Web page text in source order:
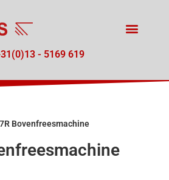
- 5169 619
Bovenfreesmachine